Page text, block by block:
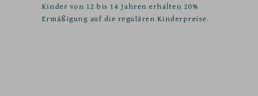
Kinder von 12 bis 14 Jahren erhalten 20%
Ermäßigung auf die regulären Kinderpreise.